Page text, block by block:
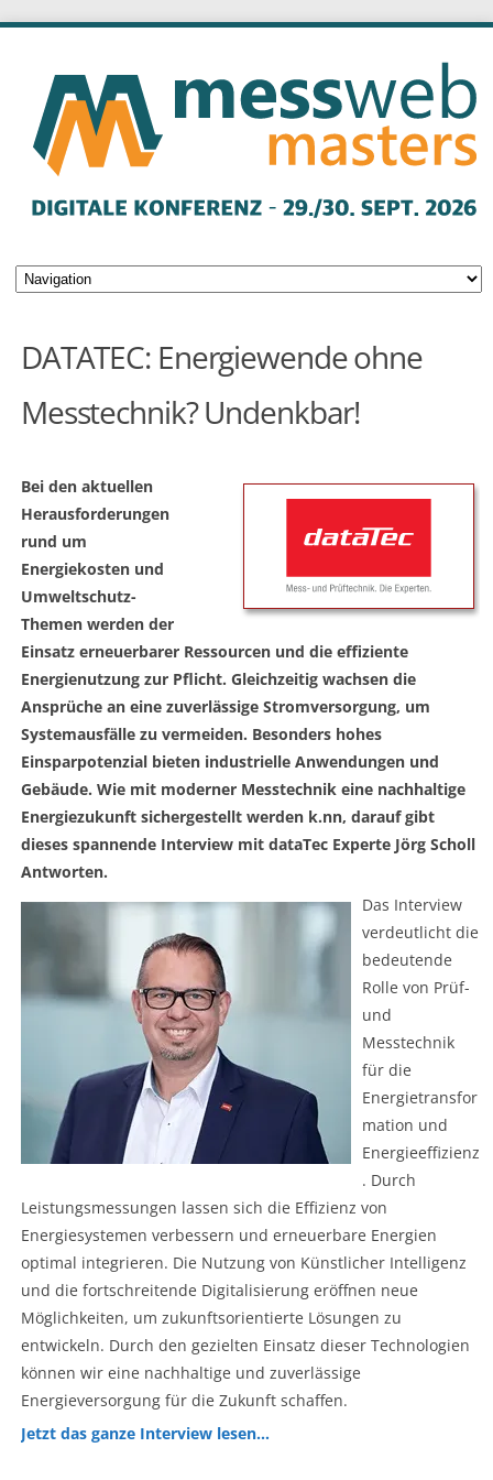
DATATEC: Energiewende ohne
Messtechnik? Undenkbar!
Bei den aktuellen
Herausforderungen
rund um
Energiekosten und
Umweltschutz-
Themen werden der
Einsatz erneuerbarer Ressourcen und die effiziente
Energienutzung zur Pflicht. Gleichzeitig wachsen die
Ansprüche an eine zuverlässige Stromversorgung, um
Systemausfälle zu vermeiden. Besonders hohes
Einsparpotenzial bieten industrielle Anwendungen und
Gebäude. Wie mit moderner Messtechnik eine nachhaltige
Energiezukunft sichergestellt werden k.nn, darauf gibt
dieses spannende Interview mit dataTec Experte Jörg Scholl
Antworten.
Das Interview
verdeutlicht die
bedeutende
Rolle von Prüf-
und
Messtechnik
für die
Energietransfor
mation und
Energieeffizienz
. Durch
Leistungsmessungen lassen sich die Effizienz von
Energiesystemen verbessern und erneuerbare Energien
optimal integrieren. Die Nutzung von Künstlicher Intelligenz
und die fortschreitende Digitalisierung eröffnen neue
Möglichkeiten, um zukunftsorientierte Lösungen zu
entwickeln. Durch den gezielten Einsatz dieser Technologien
können wir eine nachhaltige und zuverlässige
Energieversorgung für die Zukunft schaffen.
Jetzt das ganze Interview lesen…